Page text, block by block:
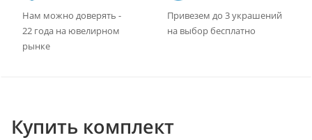
Нам можно доверять -
22 года на ювелирном
рынке
Привезем до 3 украшений
на выбор бесплатно
Купить комплект